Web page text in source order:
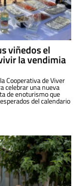
viñedos el
la vendimia
Cooperativa de Viver
celebrar una nueva
de enoturismo que
del calendario